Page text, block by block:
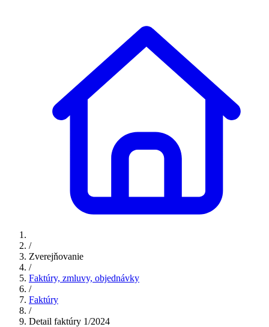
/
Zverejňovanie
/
Faktúry, zmluvy, objednávky
/
Faktúry
/
Detail faktúry 1/2024